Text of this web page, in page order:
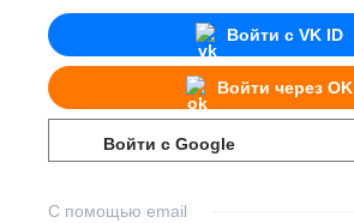
Войти с VK ID
Войти через OK
Войти с Google
С помощью email